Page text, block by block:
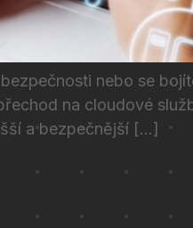
nebo se
na cloudové
a bezpečnější […]